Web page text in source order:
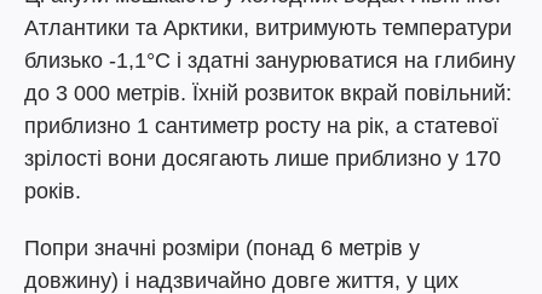
Атлантики та Арктики, витримують температури
близько -1,1°C і здатні занурюватися на глибину
до 3 000 метрів. Їхній розвиток вкрай повільний:
приблизно 1 сантиметр росту на рік, а статевої
зрілості вони досягають лише приблизно у 170
років.
Попри значні розміри (понад 6 метрів у
довжину) і надзвичайно довге життя, у цих